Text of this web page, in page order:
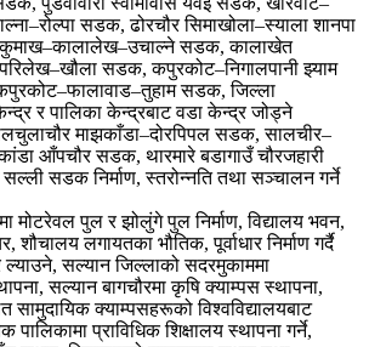
सडक, ढोरचौर सिमाखोला–स्याला शानपा
सडक, कालाखेत
सडक, कपुरकोट–निगालपानी झ्याम
सडक, जिल्ला
र पालिका केन्द्रबाट वडा केन्द्र जोड्ने
माझकाँडा–दोरपिपल सडक, सालचीर–
आँपचौर सडक, थारमारे बडागाउँ चौरजहारी
सडक निर्माण, स्तरोन्नति तथा सञ्चालन गर्ने
मोटरेवल पुल र झोलुंगे पुल निर्माण, विद्यालय भवन,
शौचालय लगायतका भौतिक, पूर्वाधार निर्माण गर्दै
ल्याउने, सल्यान जिल्लाको सदरमुकाममा
सल्यान बागचौरमा कृषि क्याम्पस स्थापना,
सामुदायिक क्याम्पसहरूको विश्वविद्यालयबाट
पालिकामा प्राविधिक शिक्षालय स्थापना गर्ने,